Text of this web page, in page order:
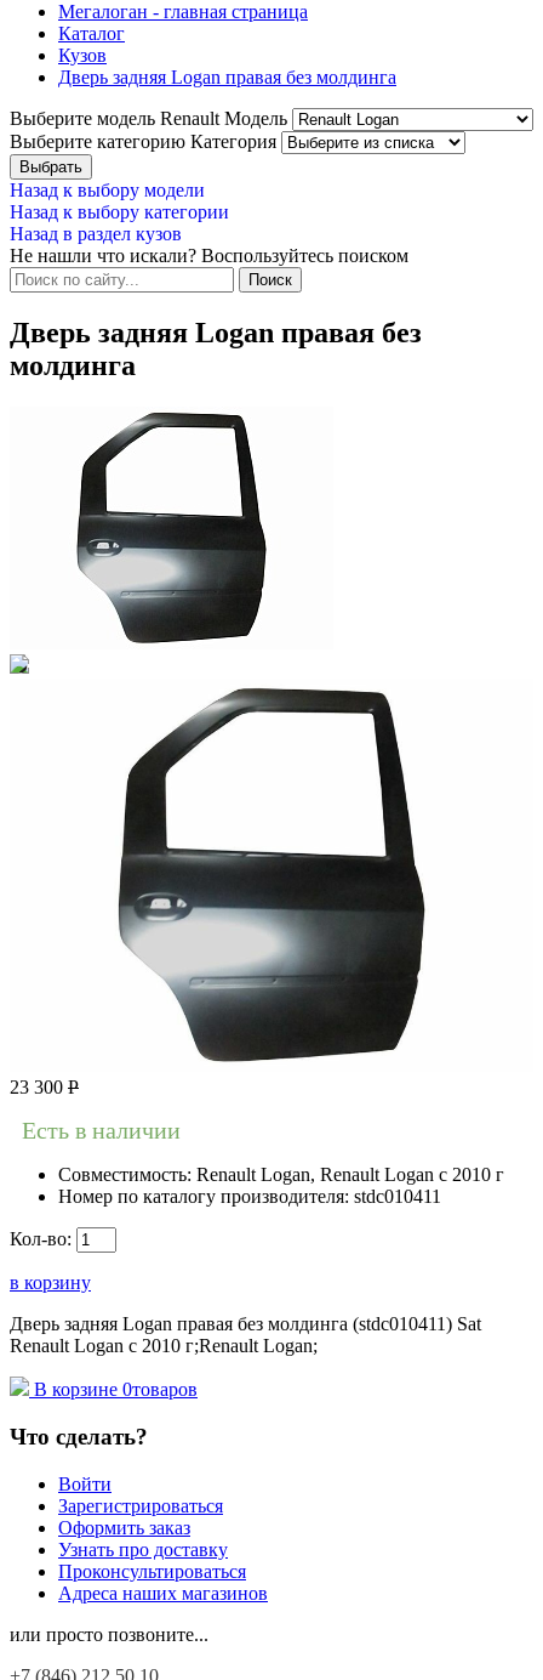
Мегалоган - главная страница
Каталог
Кузов
Дверь задняя Logan правая без молдинга
Выберите модель Renault Модель
Выберите категорию Категория
Назад к выбору модели
Назад к выбору категории
Назад в раздел кузов
Не нашли что искали? Воспользуйтесь поиском
Дверь задняя Logan правая без
молдинга
23 300 Р
Есть в наличии
Совместимость: Renault Logan, Renault Logan c 2010 г
Номер по каталогу производителя: stdc010411
Кол-во:
в корзину
Дверь задняя Logan правая без молдинга (stdc010411) Sat
Renault Logan c 2010 г;Renault Logan;
В корзине 0товаров
Что сделать?
Войти
Зарегистрироваться
Оформить заказ
Узнать про доставку
Проконсультироваться
Адреса наших магазинов
или просто позвоните...
+7 (846) 212 50 10